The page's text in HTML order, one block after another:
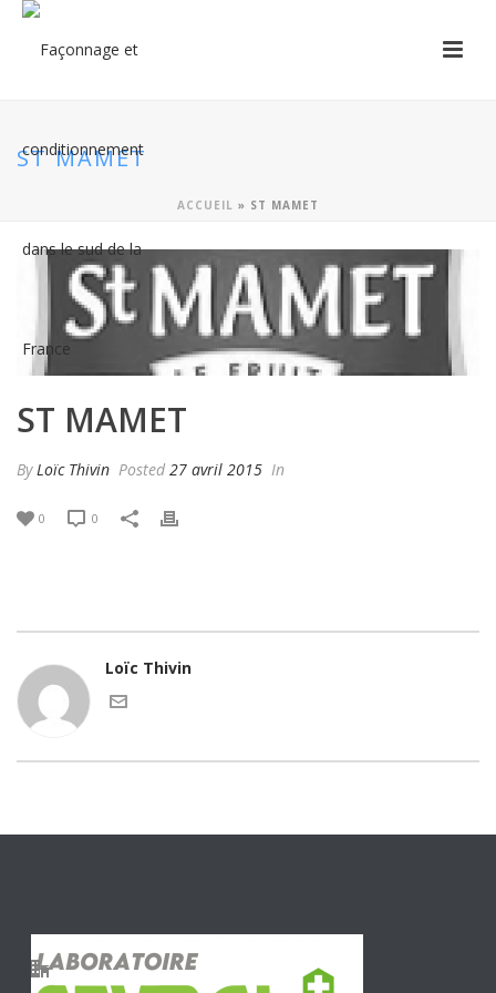
ST MAMET
ACCUEIL » ST MAMET
ST MAMET
By Loïc Thivin Posted 27 avril 2015 In
0 0
Loïc Thivin